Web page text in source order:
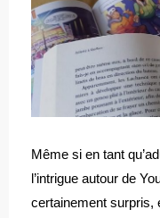
Même si en tant
l’intrigue autour de
certainement surpris,